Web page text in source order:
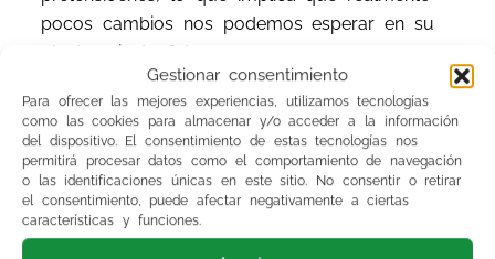
Gestionar consentimiento
Para ofrecer las mejores experiencias, utilizamos tecnologías
como las cookies para almacenar y/o acceder a la información
del dispositivo. El consentimiento de estas tecnologías nos
permitirá procesar datos como el comportamiento de navegación
o las identificaciones únicas en este sitio. No consentir o retirar
el consentimiento, puede afectar negativamente a ciertas
características y funciones.
pocos cambios nos podemos esperar en su
planteamiento futuro.
En fin, ya veremos el lunes.
La Asamblea del SMA prevista para el lunes,
por tanto, ha de postponerse ya que iba